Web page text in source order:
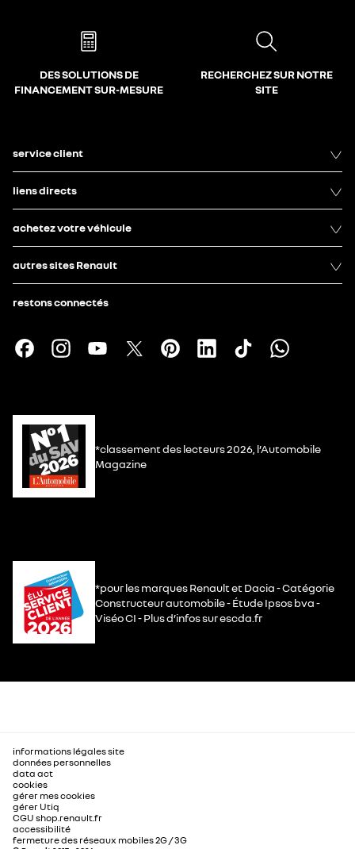
DES SOLUTIONS DE
FINANCEMENT SUR-MESURE
RECHERCHEZ SUR NOTRE
SITE
service client
liens directs
achetez votre véhicule
autres sites Renault
restons connectés
*classement des lecteurs 2026, l’Automobile
Magazine
*pour les marques Renault et Dacia - Catégorie
Constructeur automobile - Étude Ipsos bva -
Viséo CI - Plus d’infos sur escda.fr
informations légales site
données personnelles
data act
cookies
gérer mes cookies
gérer Utiq
CGU shop.renault.fr
accessibilité
fermeture des réseaux mobiles 2G / 3G